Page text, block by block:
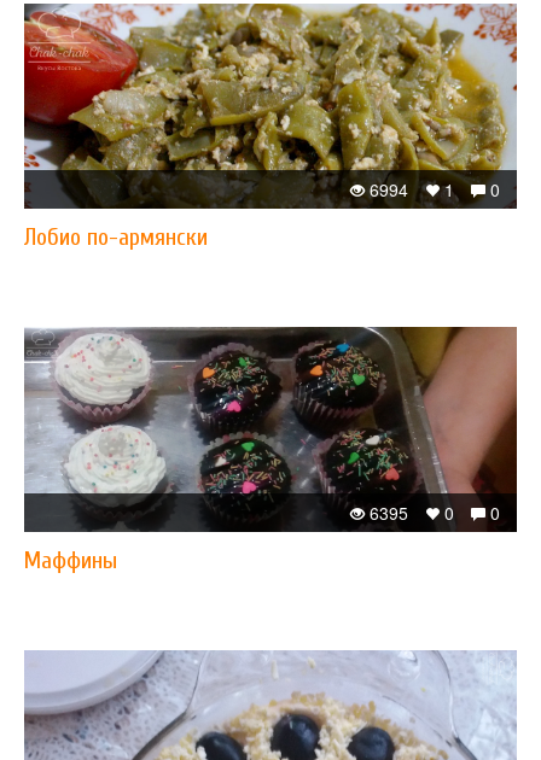
0
1
6994
Лобио по-армянски
0
0
6395
Маффины